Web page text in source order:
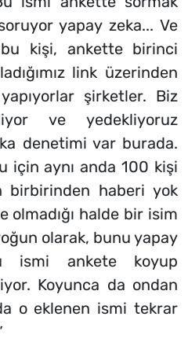
yapay zeka... Ve
kişi, ankette birinci
link üzerinden
şirketler. Biz
ve yedekliyoruz
denetimi var burada.
için aynı anda 100 kişi
birbirinden haberi yok
olmadığı halde bir isim
olarak, bunu yapay
ismi ankete koyup
Koyunca da ondan
o eklenen ismi tekrar